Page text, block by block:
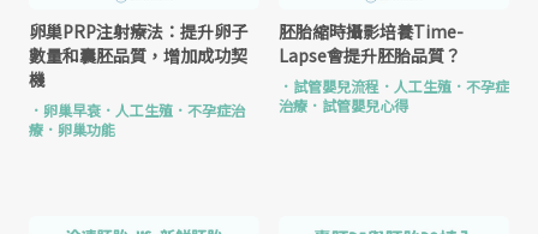
卵巢PRP注射療法：提升卵子
數量和囊胚品質，增加成功契
機
． 卵巢早衰 ． 人工生殖 ． 不孕症治
療 ． 卵巢功能
胚胎縮時攝影培養Time-
Lapse會提升胚胎品質？
． 試管嬰兒流程 ． 人工生殖 ． 不孕症
治療 ． 試管嬰兒心得